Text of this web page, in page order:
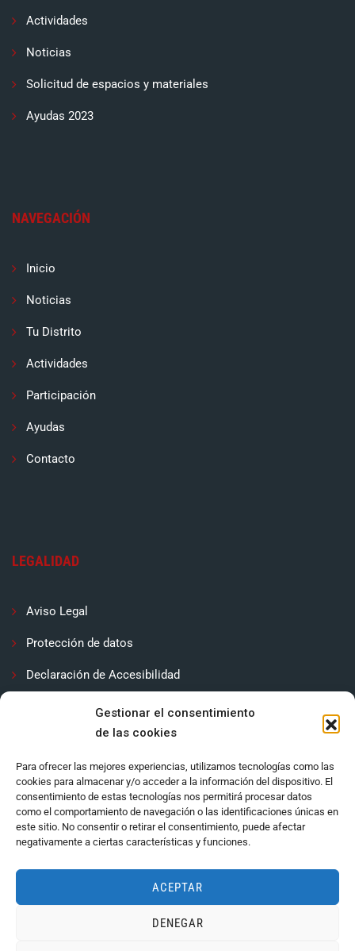
Gestionar el consentimiento
de las cookies
Para ofrecer las mejores experiencias, utilizamos tecnologías como las
cookies para almacenar y/o acceder a la información del dispositivo. El
consentimiento de estas tecnologías nos permitirá procesar datos
como el comportamiento de navegación o las identificaciones únicas en
este sitio. No consentir o retirar el consentimiento, puede afectar
negativamente a ciertas características y funciones.
ACEPTAR
DENEGAR
Actividades
Noticias
Solicitud de espacios y materiales
Ayudas 2023
NAVEGACIÓN
Inicio
Noticias
Tu Distrito
Actividades
Participación
Ayudas
Contacto
LEGALIDAD
Aviso Legal
Protección de datos
Declaración de Accesibilidad
Política de cookies (UE)